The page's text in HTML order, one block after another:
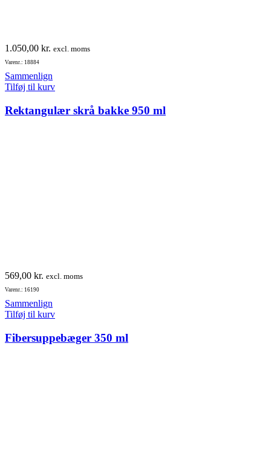
1.050,00 kr. excl. moms
Varenr.: 18884
Sammenlign
Tilføj til kurv
Rektangulær skrå bakke 950 ml
569,00 kr. excl. moms
Varenr.: 16190
Sammenlign
Tilføj til kurv
Fibersuppebæger 350 ml